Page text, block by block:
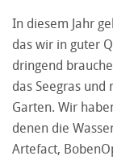
In diesem Jahr
das wir in guter
dringend
das Seegras
Garten. Wir
denen die
Artefact,